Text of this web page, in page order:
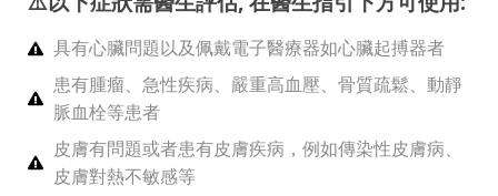
具有心臟問題以及佩戴電子醫療器如心臟起搏器者
患有腫瘤、急性疾病、嚴重高血壓、骨質疏鬆、動靜
脈血栓等患者
皮膚有問題或者患有皮膚疾病，例如傳染性皮膚病、
皮膚對熱不敏感等